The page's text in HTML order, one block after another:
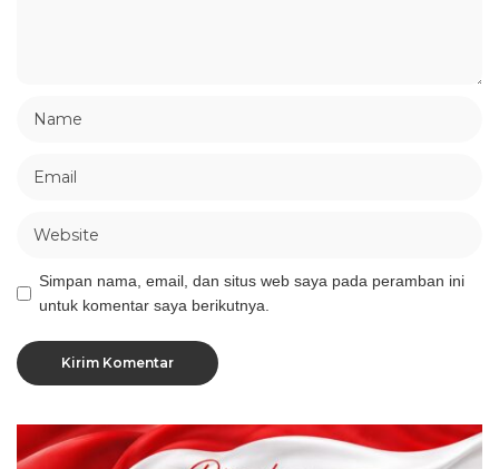
Simpan nama, email, dan situs web saya pada peramban ini
untuk komentar saya berikutnya.